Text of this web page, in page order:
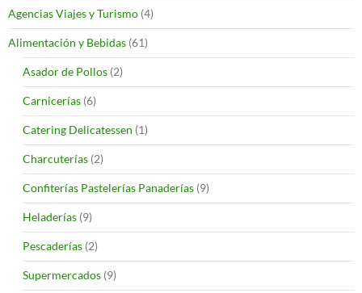
Agencias Viajes y Turismo (4)
Alimentación y Bebidas (61)
Asador de Pollos (2)
Carnicerías (6)
Catering Delicatessen (1)
Charcuterías (2)
Confiterías Pastelerías Panaderías (9)
Heladerías (9)
Pescaderías (2)
Supermercados (9)